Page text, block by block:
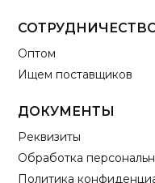
Оптом
Ищем поставщиков
ДОКУМЕНТЫ
Реквизиты
Обработка
Политика